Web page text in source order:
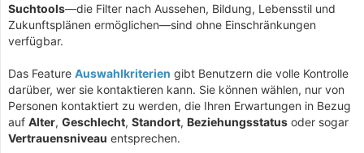
Suchtools—die Filter nach Aussehen, Bildung, Lebensstil und
Zukunftsplänen ermöglichen—sind ohne Einschränkungen
verfügbar.
Das Feature Auswahlkriterien gibt Benutzern die volle Kontrolle
darüber, wer sie kontaktieren kann. Sie können wählen, nur von
Personen kontaktiert zu werden, die Ihren Erwartungen in Bezug
auf Alter, Geschlecht, Standort, Beziehungsstatus oder sogar
Vertrauensniveau entsprechen.